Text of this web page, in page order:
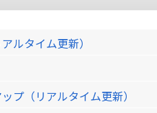
ルタイム更新）
プ（リアルタイム更新）